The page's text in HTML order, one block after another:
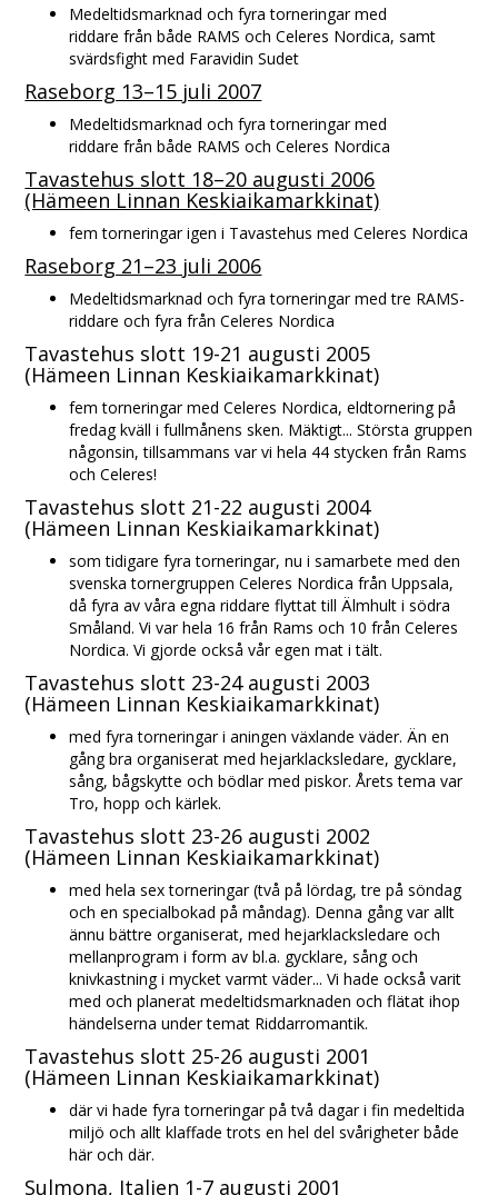
Medeltidsmarknad och fyra torneringar med
riddare från både RAMS och Celeres Nordica, samt
svärdsfight med Faravidin Sudet
Raseborg 13–15 juli 2007
Medeltidsmarknad och fyra torneringar med
riddare från både RAMS och Celeres Nordica
Tavastehus slott 18–20 augusti 2006
(Hämeen Linnan Keskiaikamarkkinat)
fem torneringar igen i Tavastehus med Celeres Nordica
Raseborg 21–23 juli 2006
Medeltidsmarknad och fyra torneringar med tre RAMS-
riddare och fyra från Celeres Nordica
Tavastehus slott 19-21 augusti 2005
(Hämeen Linnan Keskiaikamarkkinat)
fem torneringar med Celeres Nordica, eldtornering på
fredag kväll i fullmånens sken. Mäktigt... Största gruppen
någonsin, tillsammans var vi hela 44 stycken från Rams
och Celeres!
Tavastehus slott 21-22 augusti 2004
(Hämeen Linnan Keskiaikamarkkinat)
som tidigare fyra torneringar, nu i samarbete med den
svenska tornergruppen Celeres Nordica från Uppsala,
då fyra av våra egna riddare flyttat till Älmhult i södra
Småland. Vi var hela 16 från Rams och 10 från Celeres
Nordica. Vi gjorde också vår egen mat i tält.
Tavastehus slott 23-24 augusti 2003
(Hämeen Linnan Keskiaikamarkkinat)
med fyra torneringar i aningen växlande väder. Än en
gång bra organiserat med hejarklacksledare, gycklare,
sång, bågskytte och bödlar med piskor. Årets tema var
Tro, hopp och kärlek.
Tavastehus slott 23-26 augusti 2002
(Hämeen Linnan Keskiaikamarkkinat)
med hela sex torneringar (två på lördag, tre på söndag
och en specialbokad på måndag). Denna gång var allt
ännu bättre organiserat, med hejarklacksledare och
mellanprogram i form av bl.a. gycklare, sång och
knivkastning i mycket varmt väder... Vi hade också varit
med och planerat medeltidsmarknaden och flätat ihop
händelserna under temat Riddarromantik.
Tavastehus slott 25-26 augusti 2001
(Hämeen Linnan Keskiaikamarkkinat)
där vi hade fyra torneringar på två dagar i fin medeltida
miljö och allt klaffade trots en hel del svårigheter både
här och där.
Sulmona, Italien 1-7 augusti 2001